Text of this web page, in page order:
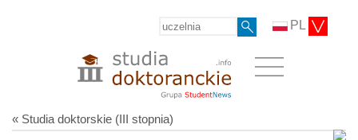
PL
« Studia doktorskie (III stopnia)